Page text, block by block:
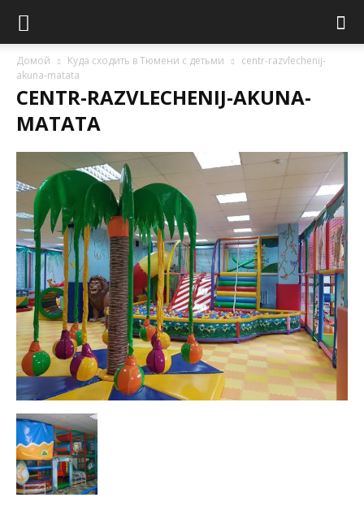
Домой Куда сходить в Тюмени с детьми
centr-razvlechenij-
akuna-matata
CENTR-RAZVLECHENIJ-AKUNA-
MATATA